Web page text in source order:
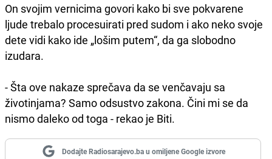
On svojim vernicima govori kako bi sve pokvarene
ljude trebalo procesuirati pred sudom i ako neko svoje
dete vidi kako ide „lošim putem“, da ga slobodno
izudara.
- Šta ove nakaze sprečava da se venčavaju sa
životinjama? Samo odsustvo zakona. Čini mi se da
nismo daleko od toga - rekao je Biti.
Dodajte Radiosarajevo.ba u omiljene Google izvore